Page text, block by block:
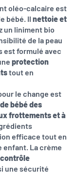
oléo-calcaire est
bébé. Il nettoie et
un liniment bio
de la peau
est formulé avec
protection
tout en
le change est
bébé des
frottements et à
efficace tout en
enfant. La crème
une sécurité